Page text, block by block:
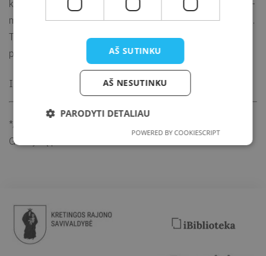
knygelės pristatymą: kartu su pilkiu pakeliausi po jo valdas –
mišką, – ieškosi vilko popierių ir mokysies kartu kepti duoną.
Taip padėsi jam sugrįžti atgal į knygelę, kad ją galėtų
perskaityti kiti vaikai.
Informacija tel. (8 445) 78 985.
*Asmenims nuo 16 metų dalyvavimas galimas tik su
Galimybių pasu.
AŠ SUTINKU
AŠ NESUTINKU
PARODYTI DETALIAU
POWERED BY COOKIESCRIPT